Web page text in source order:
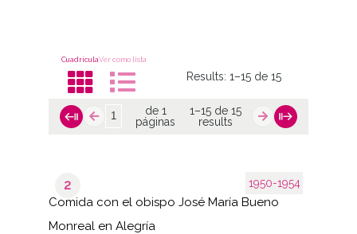
CuadrículaVer como lista
Results:1–15 de 15
de 1
páginas
1–15 de 15
results
1950-1954
2
Comida con el obispo José María Bueno
Monreal en Alegría